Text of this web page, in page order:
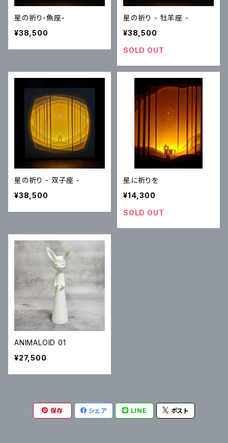
星の祈り-魚座-
¥38,500
星の祈り - 牡羊座 -
¥38,500
SOLD OUT
星の祈り - 双子座 -
¥38,500
星に祈りを
¥14,300
SOLD OUT
ANIMALOID 01
¥27,500
保存 シェア LINE ポスト